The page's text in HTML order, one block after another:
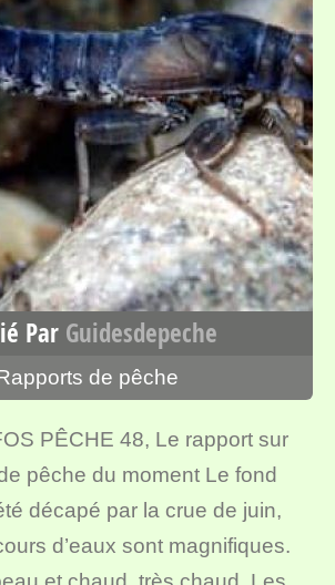
Par Guidesdepeche
de pêche
PÊCHE 48, Le rapport sur
pêche du moment Le fond
décapé par la crue de juin,
d’eaux sont magnifiques.